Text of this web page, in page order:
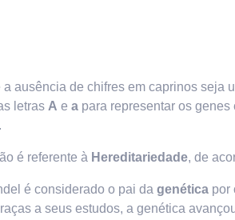
a ausência de chifres em caprinos seja
letras A e a para representar os
é referente à Hereditariedade, de
é considerado o pai da genética por
a seus estudos, a genética